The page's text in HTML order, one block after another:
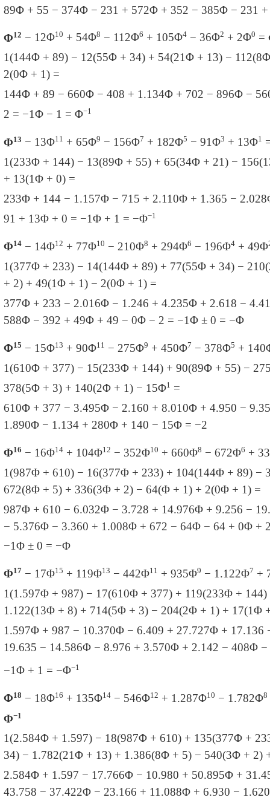
89Φ + 55 − 374Φ − 231 + 572Φ + 352 − 385Φ − 231 +
Φ12 − 12Φ10 + 54Φ8 − 112Φ6 + 105Φ4 − 36Φ2 + 2Φ0 =
1(144Φ + 89) − 12(55Φ + 34) + 54(21Φ + 13) − 112(8
2(0Φ + 1) =
144Φ + 89 − 660Φ − 408 + 1.134Φ + 702 − 896Φ −
2 = −1Φ − 1 = Φ−1
Φ13 − 13Φ11 + 65Φ9 − 156Φ7 + 182Φ5 − 91Φ3 + 13Φ1
1(233Φ + 144) − 13(89Φ + 55) + 65(34Φ + 21) − 156
+ 13(1Φ + 0) =
233Φ + 144 − 1.157Φ − 715 + 2.110Φ + 1.365 − 2.028
91 + 13Φ + 0 = −1Φ + 1 = −Φ−1
Φ14 − 14Φ12 + 77Φ10 − 210Φ8 + 294Φ6 − 196Φ4 + 49Φ
1(377Φ + 233) − 14(144Φ + 89) + 77(55Φ + 34) − 210
+ 2) + 49(1Φ + 1) − 2(0Φ + 1) =
377Φ + 233 − 2.016Φ − 1.246 + 4.235Φ + 2.618 −
588Φ − 392 + 49Φ + 49 − 0Φ − 2 = −1Φ ± 0 = −Φ
Φ15 − 15Φ13 + 90Φ11 − 275Φ9 + 450Φ7 − 378Φ5 + 140
1(610Φ + 377) − 15(233Φ + 144) + 90(89Φ + 55) −
378(5Φ + 3) + 140(2Φ + 1) − 15Φ1 =
610Φ + 377 − 3.495Φ − 2.160 + 8.010Φ + 4.950 −
1.890Φ − 1.134 + 280Φ + 140 − 15Φ = −2
Φ16 − 16Φ14 + 104Φ12 − 352Φ10 + 660Φ8 − 672Φ6 +
1(987Φ + 610) − 16(377Φ + 233) + 104(144Φ + 89) −
672(8Φ + 5) + 336(3Φ + 2) − 64(Φ + 1) + 2(0Φ + 1) =
987Φ + 610 − 6.032Φ − 3.728 + 14.976Φ + 9.256 −
− 5.376Φ − 3.360 + 1.008Φ + 672 − 64Φ − 64 + 0Φ +
−1Φ ± 0 = −Φ
Φ17 − 17Φ15 + 119Φ13 − 442Φ11 + 935Φ9 − 1.122Φ7 +
1(1.597Φ + 987) − 17(610Φ + 377) + 119(233Φ + 144)
1.122(13Φ + 8) + 714(5Φ + 3) − 204(2Φ + 1) + 17(1Φ
1.597Φ + 987 − 10.370Φ − 6.409 + 27.727Φ + 17.136
19.635 − 14.586Φ − 8.976 + 3.570Φ + 2.142 − 408Φ −
−1Φ + 1 = −Φ−1
Φ18 − 18Φ16 + 135Φ14 − 546Φ12 + 1.287Φ10 − 1.782Φ8
Φ−1
1(2.584Φ + 1.597) − 18(987Φ + 610) + 135(377Φ +
34) − 1.782(21Φ + 13) + 1.386(8Φ + 5) − 540(3Φ + 2)
2.584Φ + 1.597 − 17.766Φ − 10.980 + 50.895Φ +
43.758 − 37.422Φ − 23.166 + 11.088Φ + 6.930 − 1.620